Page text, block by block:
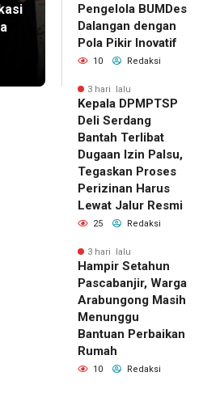
Pengelola BUMDes
Dalangan dengan
Pola Pikir Inovatif
10 Redaksi
3 hari lalu
Kepala DPMPTSP
Deli Serdang
Bantah Terlibat
Dugaan Izin Palsu,
Tegaskan Proses
Perizinan Harus
Lewat Jalur Resmi
25 Redaksi
3 hari lalu
Hampir Setahun
Pascabanjir, Warga
Arabungong Masih
Menunggu
Bantuan Perbaikan
Rumah
10 Redaksi